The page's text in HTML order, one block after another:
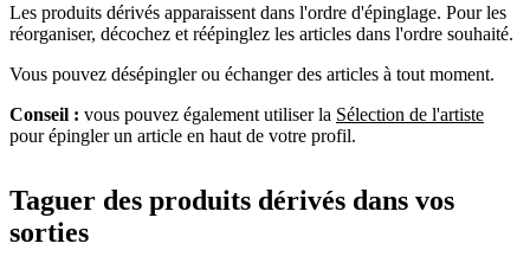
Les produits dérivés apparaissent dans l'ordre d'épinglage. Pour les
réorganiser, décochez et réépinglez les articles dans l'ordre souhaité.
Vous pouvez désépingler ou échanger des articles à tout moment.
Conseil : vous pouvez également utiliser la Sélection de l'artiste
pour épingler un article en haut de votre profil.
Taguer des produits dérivés dans vos
sorties